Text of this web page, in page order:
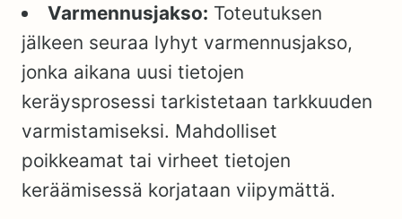
Varmennusjakso: Toteutuksen
jälkeen seuraa lyhyt varmennusjakso,
jonka aikana uusi tietojen
keräysprosessi tarkistetaan tarkkuuden
varmistamiseksi. Mahdolliset
poikkeamat tai virheet tietojen
keräämisessä korjataan viipymättä.